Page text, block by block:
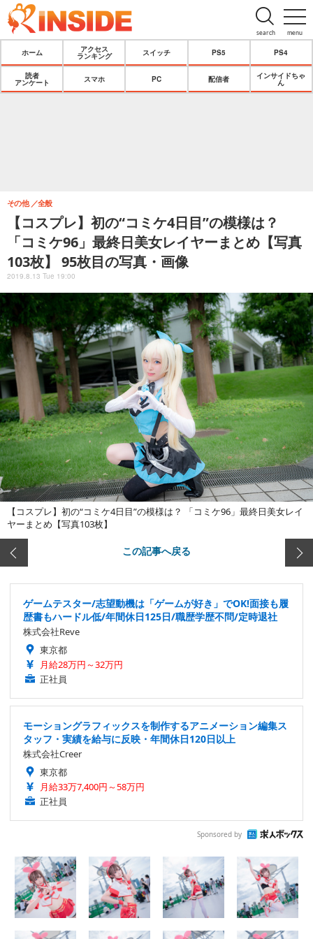
menu
search
ホーム
アクセス
ランキング
スイッチ PS5 PS4
読者
アンケート
スマホ PC 配信者
インサイドちゃ
ん
【コスプレ】初の“コミケ4日目”の模様は？
「コミケ96」最終日美女レイヤーまとめ【写真
103枚】 95枚目の写真・画像
その他 全般
2019.8.13 Tue 19:00
【コスプレ】初の“コミケ4日目”の模様は？ 「コミケ96」最終日美女レイ
ヤーまとめ【写真103枚】
この記事へ戻る
ゲームテスター/志望動機は「ゲームが好き」でOK!面接も履
歴書もハードル低/年間休日125日/職歴学歴不問/定時退社
株式会社Reve
東京都
月給28万円～32万円
正社員
モーショングラフィックスを制作するアニメーション編集ス
タッフ・実績を給与に反映・年間休日120日以上
株式会社Creer
東京都
月給33万7,400円～58万円
正社員
Sponsored by